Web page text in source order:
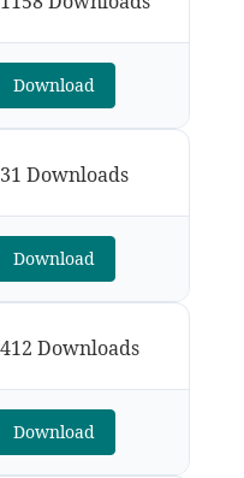
Download
Downloads
Download
Downloads
Download